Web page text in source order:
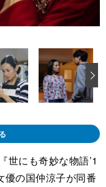
にも奇妙な物語’1
優の国仲涼子が同番